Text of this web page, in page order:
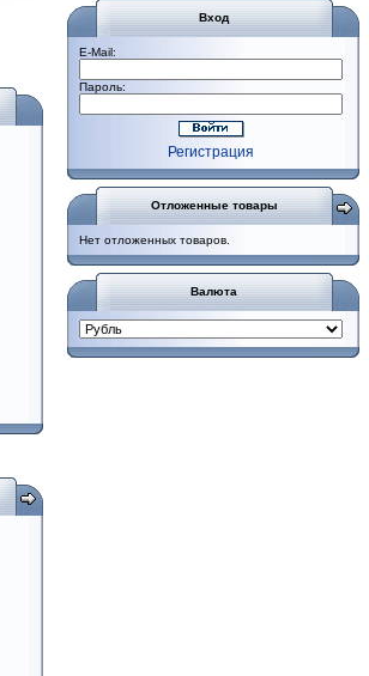
Вход
E-Mail:
Пароль:
Регистрация
Отложенные товары
Нет отложенных товаров.
Валюта